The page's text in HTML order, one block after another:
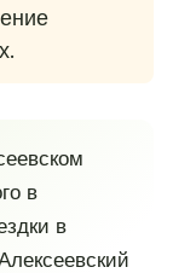
в
в